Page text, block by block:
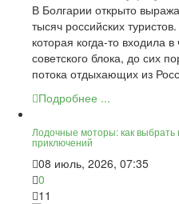
В Болгарии открыто
тысяч российских
которая когда-то входила
советского блока, до сих
потока отдыхающих из
Подробнее ...
Лодочные моторы: как
приключений
08 июль, 2026, 07:35
0
11